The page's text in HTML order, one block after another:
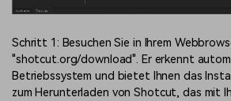
Schritt 1: Besuchen Sie in Ihrem
"shotcut.org/download". Er erkennt
Betriebssystem und bietet Ihnen das
zum Herunterladen von Shotcut, das mit